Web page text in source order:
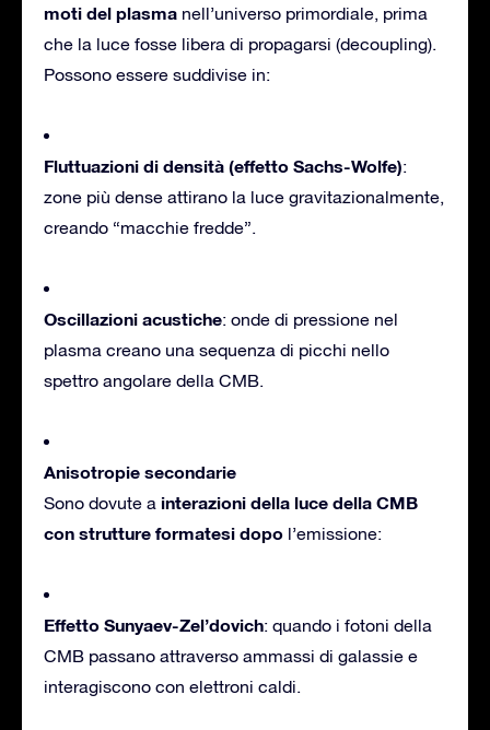
moti del plasma nell’universo primordiale, prima
che la luce fosse libera di propagarsi (decoupling).
Possono essere suddivise in:
Fluttuazioni di densità (effetto Sachs-Wolfe):
zone più dense attirano la luce gravitazionalmente,
creando “macchie fredde”.
Oscillazioni acustiche: onde di pressione nel
plasma creano una sequenza di picchi nello
spettro angolare della CMB.
Anisotropie secondarie
Sono dovute a interazioni della luce della CMB
con strutture formatesi dopo l’emissione:
Effetto Sunyaev-Zel’dovich: quando i fotoni della
CMB passano attraverso ammassi di galassie e
interagiscono con elettroni caldi.